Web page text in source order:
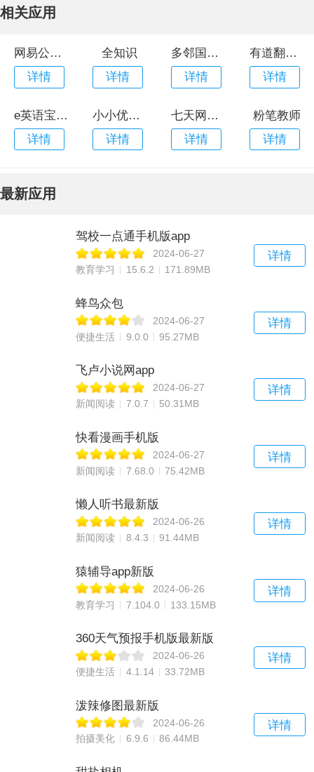
相关应用
网易公开课app安卓版
详情
全知识
详情
多邻国安卓版
详情
有道翻译官手机版
详情
e英语宝最新版本
详情
小小优趣app
详情
七天网络手机app
详情
粉笔教师
详情
最新应用
驾校一点通手机版app
2024-06-27
教育学习
15.6.2 171.89MB
详情
蜂鸟众包
2024-06-27
便捷生活
9.0.0 95.27MB
详情
飞卢小说网app
2024-06-27
新闻阅读
7.0.7 50.31MB
详情
快看漫画手机版
2024-06-27
新闻阅读
7.68.0 75.42MB
详情
懒人听书最新版
2024-06-26
新闻阅读
8.4.3 91.44MB
详情
猿辅导app新版
2024-06-26
教育学习
7.104.0 133.15MB
详情
360天气预报手机版最新版
2024-06-26
便捷生活
4.1.14 33.72MB
详情
泼辣修图最新版
2024-06-26
拍摄美化
6.9.6 86.44MB
详情